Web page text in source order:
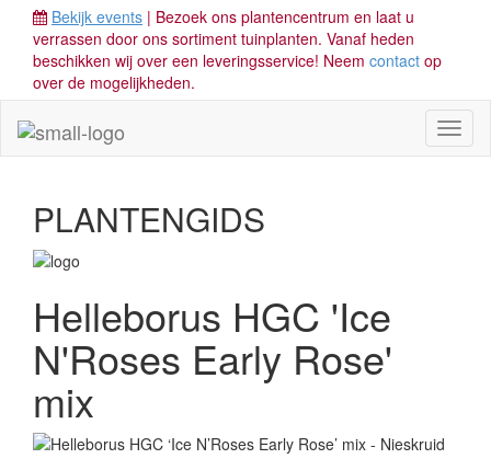
Bekijk events | Bezoek ons plantencentrum en laat u
verrassen door ons sortiment tuinplanten. Vanaf heden
beschikken wij over een leveringsservice! Neem contact op
over de mogelijkheden.
PLANTENGIDS
Helleborus HGC 'Ice
N'Roses Early Rose'
mix